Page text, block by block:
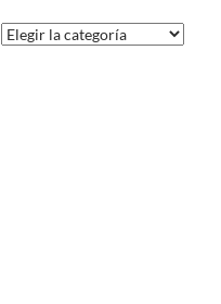
Categorías